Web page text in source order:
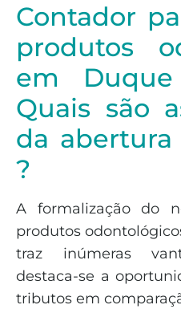
Contador
produtos
em
Quais são
da
?
A formalização do
produtos
traz inúmeras
destaca-se a
tributos em